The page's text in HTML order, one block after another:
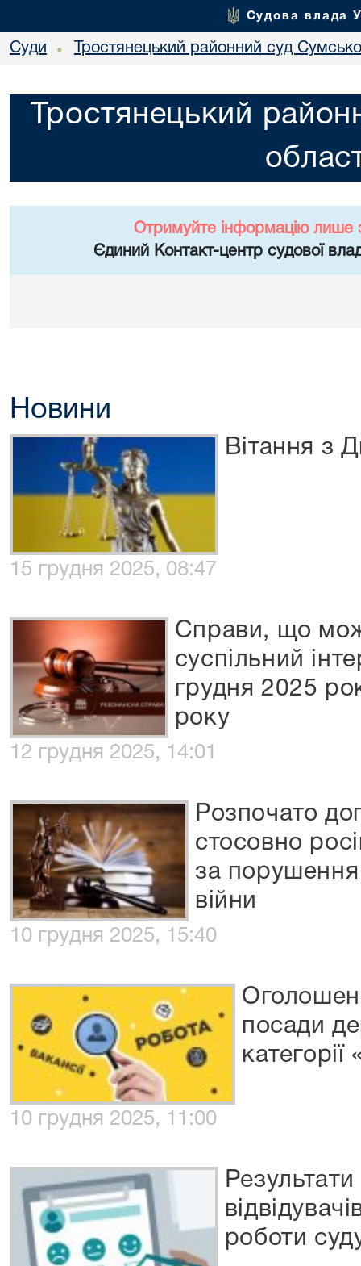
Судова влада
Суди • Тростянецький районний суд
Тростянецький
Отримуйте інформацію лише
Єдиний Контакт-центр судової
Новини
Вітання з
15 грудня 2025, 08:47
Справи, що
суспільний
грудня 2025
року
12 грудня 2025, 14:01
Розпочато
стосовно
за порушення
війни
10 грудня 2025, 15:40
посади
категорії
10 грудня 2025, 11:00
роботи